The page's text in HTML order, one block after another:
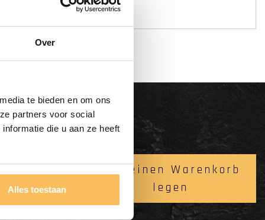
Over
te bieden en om ons
partners voor social
die u aan ze heeft
Alles toestaan
Zahl sicher online
-
In meinen Warenkorb
legen